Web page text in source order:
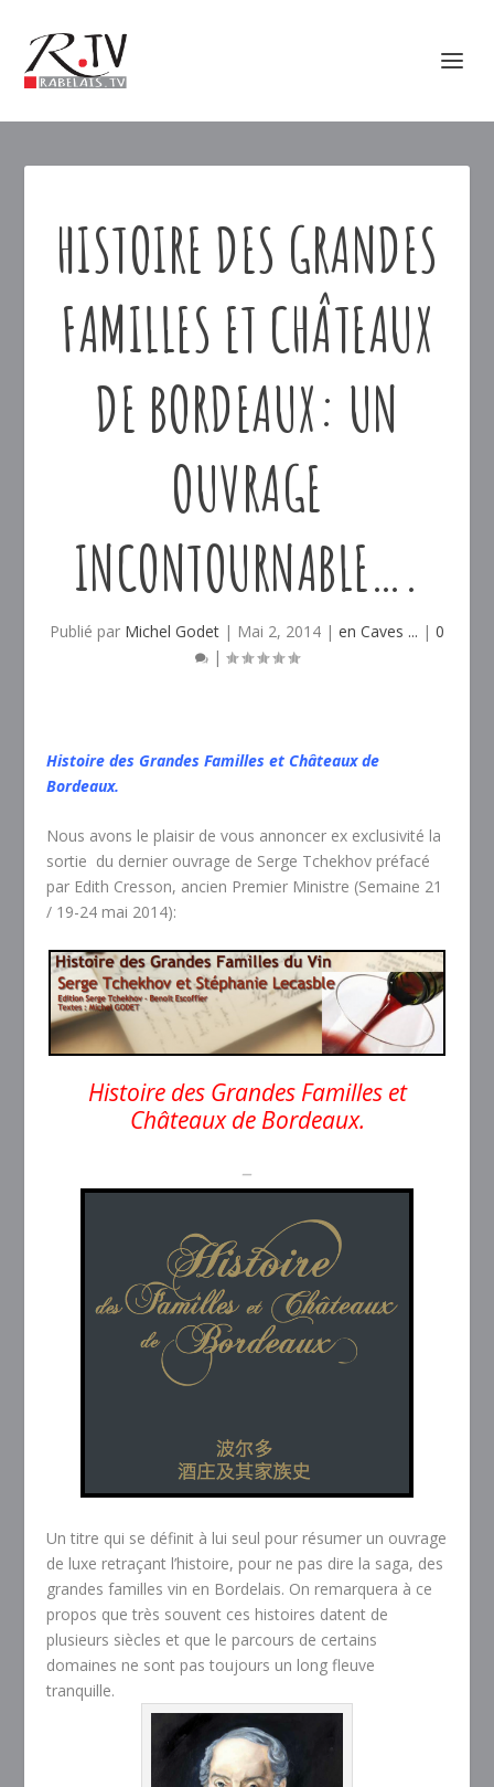
HISTOIRE DES GRANDES
FAMILLES ET CHÂTEAUX
DE BORDEAUX: UN
OUVRAGE
INCONTOURNABLE….
Publié par Michel Godet | Mai 2, 2014 | en Caves ... | 0
|
Histoire des Grandes Familles et Châteaux de
Bordeaux.
Nous avons le plaisir de vous annoncer ex exclusivité la
sortie du dernier ouvrage de Serge Tchekhov préfacé
par Edith Cresson, ancien Premier Ministre (Semaine 21
/ 19-24 mai 2014):
Histoire des Grandes Familles et
Châteaux de Bordeaux.
–
Un titre qui se définit à lui seul pour résumer un ouvrage
de luxe retraçant l’histoire, pour ne pas dire la saga, des
grandes familles vin en Bordelais. On remarquera à ce
propos que très souvent ces histoires datent de
plusieurs siècles et que le parcours de certains
domaines ne sont pas toujours un long fleuve
tranquille.